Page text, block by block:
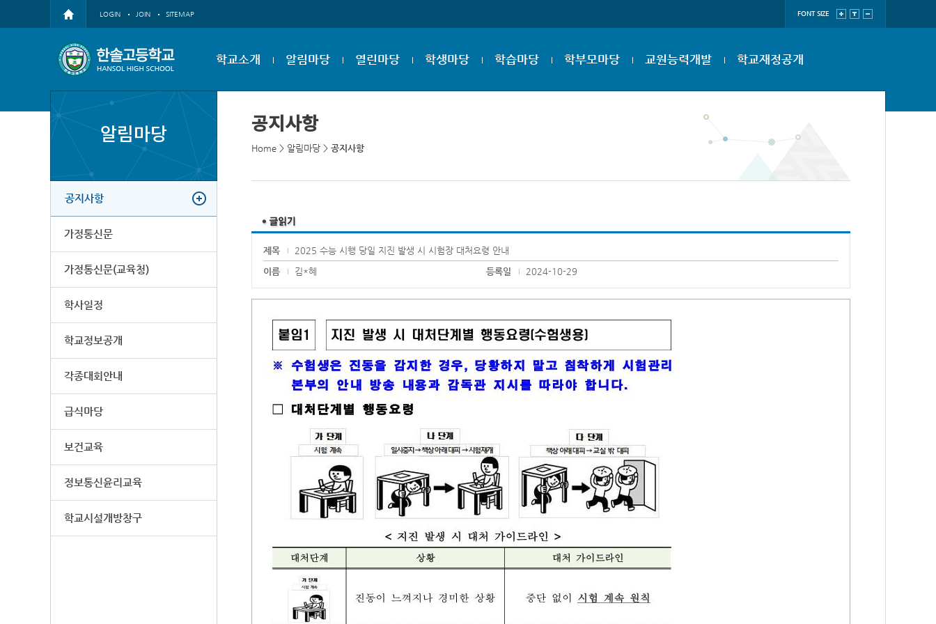
LOGIN JOIN SITEMAP FONT SIZE
학교소개 알림마당 열린마당 학생마당 학습마당 학부모마당 교원능력개발 학교재정공개
알림마당
공지사항
가정통신문
가정통신문(교육청)
학사일정
학교정보공개
각종대회안내
급식마당
보건교육
정보통신윤리교육
학교시설개방창구
공지사항
Home > 알림마당 > 공지사항
제목
2025 수능 시행 당일 지진 발생 시 시험장 대처요령 안내
이름
김*혜 등록일 2024-10-29